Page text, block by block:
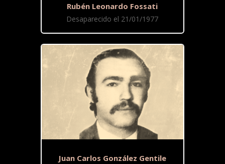
Rubén Leonardo Fossati
Desaparecido el 21/01/1977
Juan Carlos González Gentile